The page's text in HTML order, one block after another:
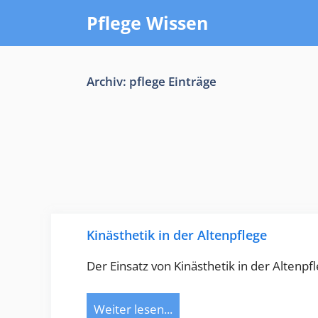
springen
Pflege Wissen
Archiv: pflege Einträge
Kinästhetik in der Altenpflege
Der Einsatz von Kinästhetik in der
Weiter lesen...